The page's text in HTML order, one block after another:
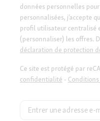
données personnelles
personnalisées, j’accepte
profil utilisateur centralisé
(personnaliser) les offres.
déclaration de protection
Ce site est protégé par
confidentialité -
Entrer une adresse e-